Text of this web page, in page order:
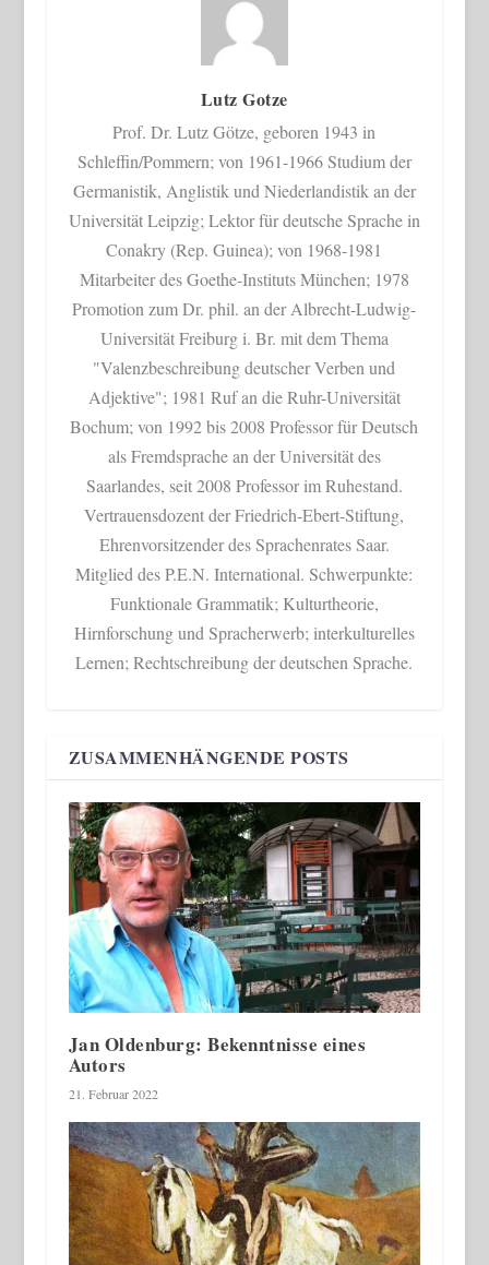
Lutz Gotze
Prof. Dr. Lutz Götze, geboren 1943 in
Schleffin/Pommern; von 1961-1966 Studium der
Germanistik, Anglistik und Niederlandistik an der
Universität Leipzig; Lektor für deutsche Sprache in
Conakry (Rep. Guinea); von 1968-1981
Mitarbeiter des Goethe-Instituts München; 1978
Promotion zum Dr. phil. an der Albrecht-Ludwig-
Universität Freiburg i. Br. mit dem Thema
"Valenzbeschreibung deutscher Verben und
Adjektive"; 1981 Ruf an die Ruhr-Universität
Bochum; von 1992 bis 2008 Professor für Deutsch
als Fremdsprache an der Universität des
Saarlandes, seit 2008 Professor im Ruhestand.
Vertrauensdozent der Friedrich-Ebert-Stiftung,
Ehrenvorsitzender des Sprachenrates Saar.
Mitglied des P.E.N. International. Schwerpunkte:
Funktionale Grammatik; Kulturtheorie,
Hirnforschung und Spracherwerb; interkulturelles
Lernen; Rechtschreibung der deutschen Sprache.
ZUSAMMENHÄNGENDE POSTS
Jan Oldenburg: Bekenntnisse eines
Autors
21. Februar 2022